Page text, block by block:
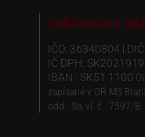
Fakturačné
IČO: 36340804 |
IČ DPH:
IBAN : SK51 1100
zapísané v OR MS
odd.: Sa, vl. č.: 7597/B